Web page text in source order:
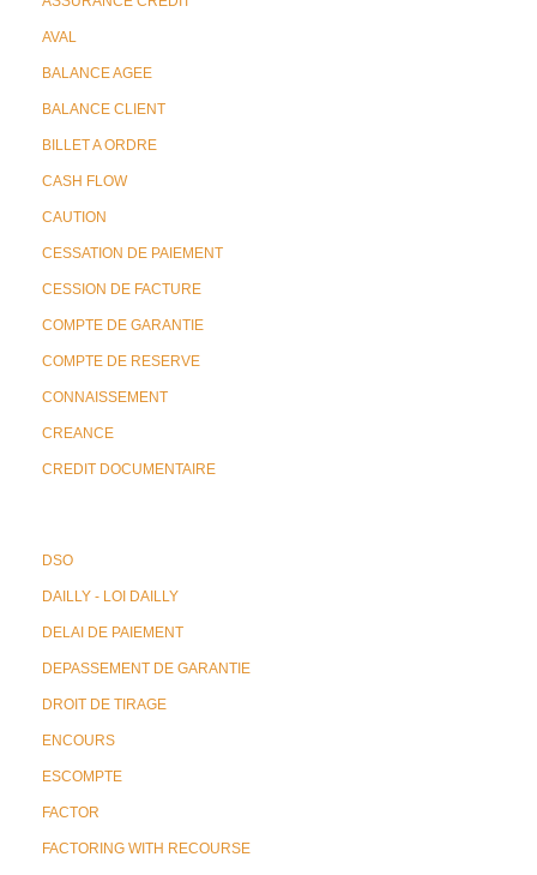
AVAL
BALANCE AGEE
BALANCE CLIENT
BILLET A ORDRE
CASH FLOW
CAUTION
CESSATION DE PAIEMENT
CESSION DE FACTURE
COMPTE DE GARANTIE
COMPTE DE RESERVE
CONNAISSEMENT
CREANCE
CREDIT DOCUMENTAIRE
DSO
DAILLY - LOI DAILLY
DELAI DE PAIEMENT
DEPASSEMENT DE GARANTIE
DROIT DE TIRAGE
ENCOURS
ESCOMPTE
FACTOR
FACTORING WITH RECOURSE